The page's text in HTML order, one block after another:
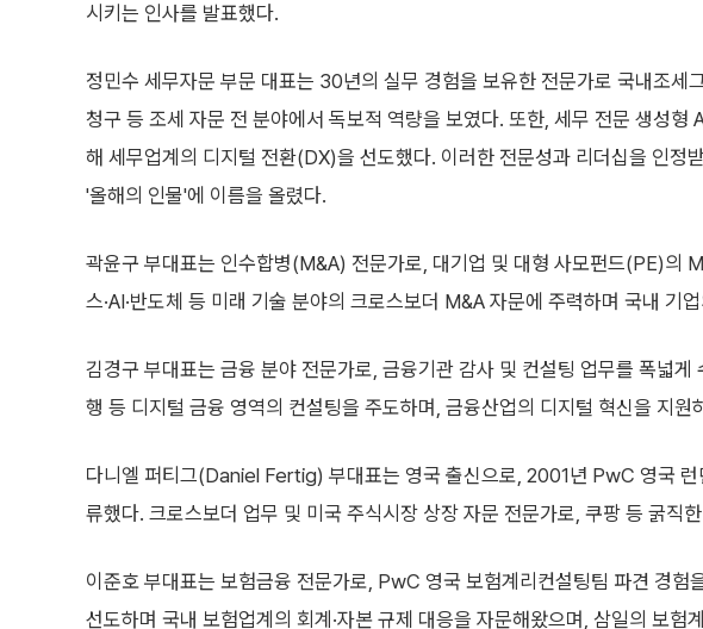
시키는 인사를 발표했다.
정민수 세무자문 부문 대표는 30년의 실무 경험을 보유한 전문가로 국내조세
청구 등 조세 자문 전 분야에서 독보적 역량을 보였다. 또한, 세무 전문 생성
해 세무업계의 디지털 전환(DX)을 선도했다. 이러한 전문성과 리더십을 인정
'올해의 인물'에 이름을 올렸다.
곽윤구 부대표는 인수합병(M&A) 전문가로, 대기업 및 대형 사모펀드(PE)의
스·AI·반도체 등 미래 기술 분야의 크로스보더 M&A 자문에 주력하며 국내 기
김경구 부대표는 금융 분야 전문가로, 금융기관 감사 및 컨설팅 업무를 폭넓
행 등 디지털 금융 영역의 컨설팅을 주도하며, 금융산업의 디지털 혁신을 지원
다니엘 퍼티그(Daniel Fertig) 부대표는 영국 출신으로, 2001년 PwC 영국
류했다. 크로스보더 업무 및 미국 주식시장 상장 자문 전문가로, 쿠팡 등 굵직
이준호 부대표는 보험금융 전문가로, PwC 영국 보험계리컨설팅팀 파견 경험
선도하며 국내 보험업계의 회계·자본 규제 대응을 자문해왔으며, 삼일의 보험